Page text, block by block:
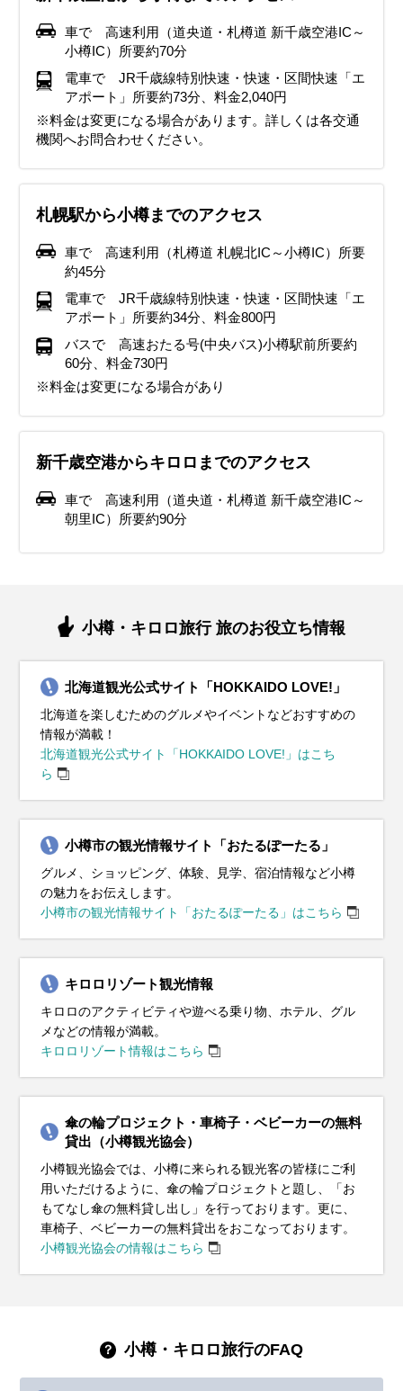
車で 高速利用（道央道・札樽道 新千歳空港IC～
小樽IC）所要約70分
電車で JR千歳線特別快速・快速・区間快速「エ
アポート」所要約73分、料金2,040円
※料金は変更になる場合があります。詳しくは各交通
機関へお問合わせください。
札幌駅から小樽までのアクセス
車で 高速利用（札樽道 札幌北IC～小樽IC）所要
約45分
電車で JR千歳線特別快速・快速・区間快速「エ
アポート」所要約34分、料金800円
バスで 高速おたる号(中央バス)小樽駅前所要約
60分、料金730円
※料金は変更になる場合があり
新千歳空港からキロロまでのアクセス
車で 高速利用（道央道・札樽道 新千歳空港IC～
朝里IC）所要約90分
小樽・キロロ旅行 旅のお役立ち情報
北海道観光公式サイト「HOKKAIDO LOVE!」
北海道を楽しむためのグルメやイベントなどおすすめの
情報が満載！
北海道観光公式サイト「HOKKAIDO LOVE!」はこち
ら
小樽市の観光情報サイト「おたるぽーたる」
グルメ、ショッピング、体験、見学、宿泊情報など小樽
の魅力をお伝えします。
小樽市の観光情報サイト「おたるぽーたる」はこちら
キロロリゾート観光情報
キロロのアクティビティや遊べる乗り物、ホテル、グル
メなどの情報が満載。
キロロリゾート情報はこちら
傘の輪プロジェクト・車椅子・ベビーカーの無料
貸出（小樽観光協会）
小樽観光協会では、小樽に来られる観光客の皆様にご利
用いただけるように、傘の輪プロジェクトと題し、「お
もてなし傘の無料貸し出し」を行っております。更に、
車椅子、ベビーカーの無料貸出をおこなっております。
小樽観光協会の情報はこちら
小樽・キロロ旅行のFAQ